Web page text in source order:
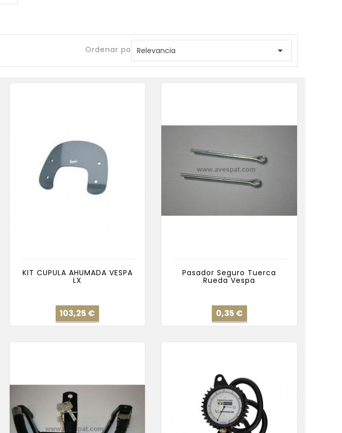
Ordenar por: Relevancia 
KIT CUPULA AHUMADA VESPA
LX
103,25 €
Pasador Seguro Tuerca
Rueda Vespa
0,35 €